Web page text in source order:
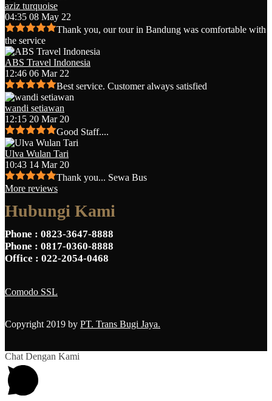
aziz turquoise
04:35 08 May 22
Thank you, our tour in Bandung was comfortable with
the service
ABS Travel Indonesia
12:46 06 Mar 22
Best service. Customer always satisfied
wandi setiawan
12:15 20 Mar 20
Good Staff....
Ulva Wulan Tari
10:43 14 Mar 20
Thank you... Sewa Bus
More reviews
Hubungi Kami
Phone : 0823-3647-8888
Phone : 0817-0360-8888
Office : 022-2054-0468
Comodo SSL
Copyright 2019 by PT. Trans Bugi Jaya.
Chat Dengan Kami